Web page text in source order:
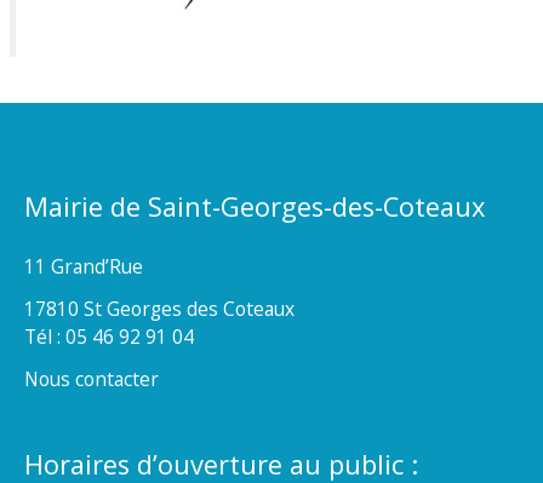
Mairie de Saint-Georges-des-Coteaux
11 Grand’Rue
17810 St Georges des Coteaux
Tél : 05 46 92 91 04
Nous contacter
Horaires d’ouverture au public :